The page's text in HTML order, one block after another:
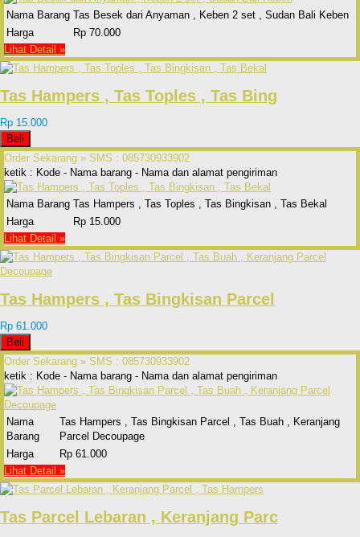
Nama Barang Tas Besek dari Anyaman , Keben 2 set , Sudan Bali Keben
Harga
Rp 70.000
Lihat Detail »
Tas Hampers , Tas Toples , Tas Bing
Rp 15.000
Beli
Order Sekarang » SMS : 085730933902
ketik : Kode - Nama barang - Nama dan alamat pengiriman
Nama Barang Tas Hampers , Tas Toples , Tas Bingkisan , Tas Bekal
Harga
Rp 15.000
Lihat Detail »
Tas Hampers , Tas Bingkisan Parcel
Rp 61.000
Beli
Order Sekarang » SMS : 085730933902
ketik : Kode - Nama barang - Nama dan alamat pengiriman
Nama
Barang
Tas Hampers , Tas Bingkisan Parcel , Tas Buah , Keranjang
Parcel Decoupage
Harga
Rp 61.000
Lihat Detail »
Tas Parcel Lebaran , Keranjang Parc